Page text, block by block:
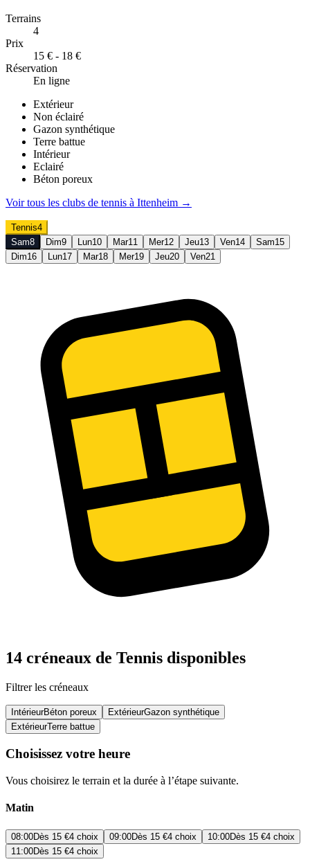
Terrains
4
Prix
15 € - 18 €
Réservation
En ligne
Extérieur
Non éclairé
Gazon synthétique
Terre battue
Intérieur
Eclairé
Béton poreux
Voir tous les clubs de tennis à Ittenheim →
Tennis4
Sam8 Dim9 Lun10 Mar11 Mer12 Jeu13 Ven14 Sam15
Dim16 Lun17 Mar18 Mer19 Jeu20 Ven21
14 créneaux de Tennis disponibles
Filtrer les créneaux
IntérieurBéton poreux ExtérieurGazon synthétique
ExtérieurTerre battue
Choisissez votre heure
Vous choisirez le terrain et la durée à l’étape suivante.
Matin
08:00Dès 15 €4 choix 09:00Dès 15 €4 choix 10:00Dès 15 €4 choix
11:00Dès 15 €4 choix